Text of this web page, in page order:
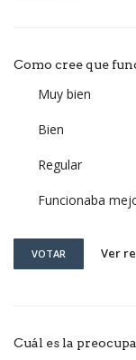
Como cree que
Muy bien
Bien
Regular
Funcionaba
VOTAR Ver
Cuál es la